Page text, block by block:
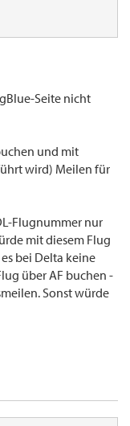
Seite nicht
und mit
wird) Meilen für
Flugnummer nur
mit diesem Flug
bei Delta keine
über AF buchen -
Sonst würde